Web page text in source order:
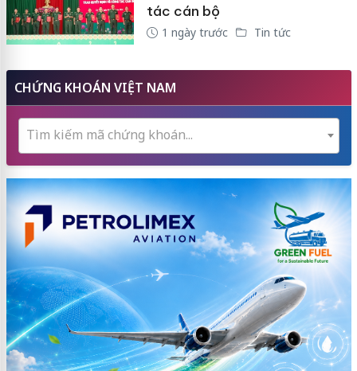
tác cán bộ
1 ngày trước Tin tức
CHỨNG KHOÁN VIỆT NAM
Tìm kiếm mã chứng khoán...